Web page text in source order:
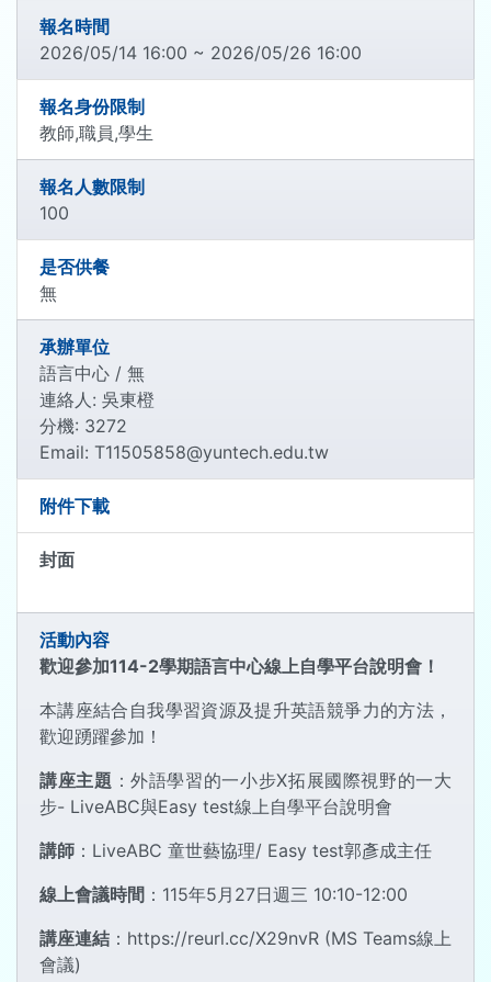
報名時間
2026/05/14 16:00 ~ 2026/05/26 16:00
報名身份限制
教師,職員,學生
報名人數限制
100
是否供餐
無
承辦單位
語言中心 / 無
連絡人: 吳東橙
分機: 3272
Email: T11505858@yuntech.edu.tw
附件下載
封面
活動內容
歡迎參加114-2學期語言中心線上自學平台說明會！
本講座結合自我學習資源及提升英語競爭力的方法，
歡迎踴躍參加！
講座主題 ：外語學習的一小步X拓展國際視野的一大
步- LiveABC與Easy test線上自學平台說明會
講師 ：LiveABC 童世藝協理/ Easy test郭彥成主任
線上會議時間 ：115年5月27日週三 10:10-12:00
講座連結 ：https://reurl.cc/X29nvR (MS Teams線上
會議)